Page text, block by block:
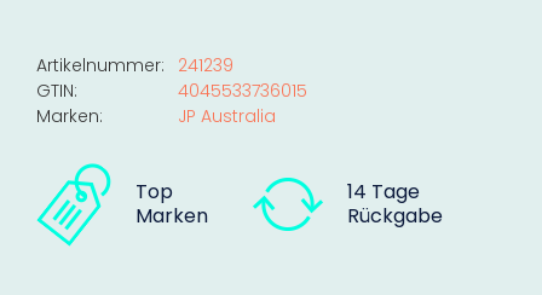
Artikelnummer:
241239
GTIN:
4045533736015
Marken:
JP Australia
Top
Marken
14 Tage
Rückgabe